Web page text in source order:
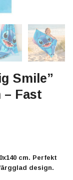
Smile”
– Fast
cm. Perfekt
design.